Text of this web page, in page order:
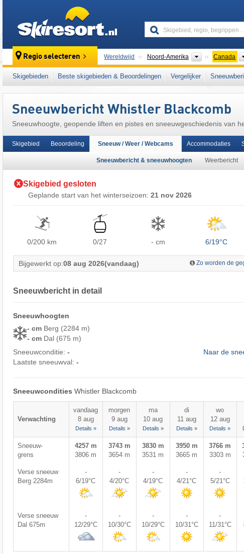
Regio selecteren Wereldwijd Noord-Amerika Continenten
Canada
Dit skigebied ligt ook in: Garibaldi Ranges Pacific
Skigebieden Beste skigebieden & Beoordelingen Vergelijker
Sneeuwbericht Whistler Blackcomb
Sneeuwhoogte, geopende liften en pistes en sneeuwgeschiedenis van
Skigebied Beoordeling Sneeuw / Weer / Webcams
Sneeuwbericht & sneeuwhoogten Weerbericht
Accommodaties
Skigebied gesloten
Geplande start van het winterseizoen: 21 nov 2026
0/200 km 0/27 - cm 6/19°C
Bijgewerkt op:08 aug 2026(vandaag) Zo worden de
Sneeuwbericht in detail
Sneeuwhoogten
- cm Berg (2284 m)
- cm Dal (675 m)
Sneeuwconditie: -
Laatste sneeuwval: -
Naar de
Sneeuwcondities Whistler Blackcomb
Verwachting
vandaag
8 aug
Details »
morgen
9 aug
Details »
ma
10 aug
Details »
di
11 aug
Details »
wo
12 aug
Details »
Sneeuw-
grens
4257 m
3806 m
3743 m
3654 m
3830 m
3531 m
3950 m
3665 m
3766 m
3303 m
Verse sneeuw
Berg 2284m
-
6/19°C
-
4/20°C
-
4/19°C
-
4/21°C
-
5/21°C
Verse sneeuw
Dal 675m
-
12/29°C
-
10/30°C
-
10/29°C
-
10/31°C
-
11/31°C